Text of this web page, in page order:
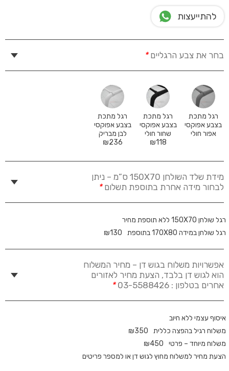
להתייעצות
בחר את צבע הרגליים*
רגל מתכת
בצבע אפוקסי
אפור חולי
רגל מתכת
בצבע אפוקסי
שחור חולי
₪118
רגל מתכת
בצבע אפוקסי
לבן מבריק
₪236
מידת שלד השולחן 150X70 ס”מ – ניתן
לבחור מידה אחרת בתוספת תשלום*
רגל שולחן 150X70 ללא תוספת מחיר
רגל שולחן במידה 170X80 בתוספת
₪130
אפשרויות משלוח בגוש דן – מחיר המשלוח
הוא לגוש דן בלבד, הצעת מחיר לאזורים
אחרים בטלפון : 03-5588426
*
איסוף עצמי ללא חיוב
משלוח רגיל בהפצה כללית
₪350
משלוח מיוחד – פרטי
₪450
הצעת מחיר למשלוח מחוץ לגוש דן או למספר פריטים